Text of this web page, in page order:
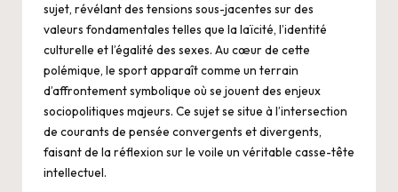
sujet, révélant des tensions sous-jacentes sur des
valeurs fondamentales telles que la laïcité, l’identité
culturelle et l’égalité des sexes. Au cœur de cette
polémique, le sport apparaît comme un terrain
d’affrontement symbolique où se jouent des enjeux
sociopolitiques majeurs. Ce sujet se situe à l’intersection
de courants de pensée convergents et divergents,
faisant de la réflexion sur le voile un véritable casse-tête
intellectuel.